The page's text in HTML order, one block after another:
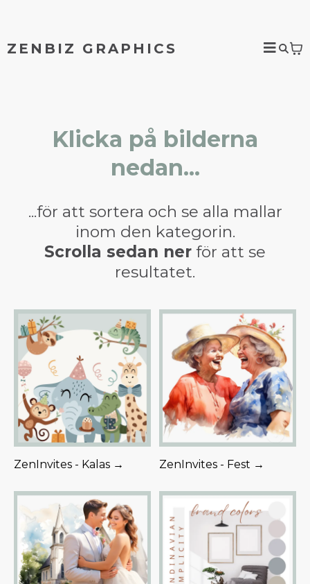
ZENBIZ GRAPHICS
Klicka på bilderna
nedan...
...för att sortera och se alla mallar
inom den kategorin.
Scrolla sedan ner för att se
resultatet.
ZenInvites - Kalas → ZenInvites - Fest →